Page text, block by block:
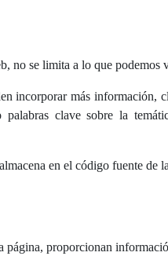
no se limita a lo que podemos
incorporar más información,
clave sobre la
en el código fuente
proporcionan